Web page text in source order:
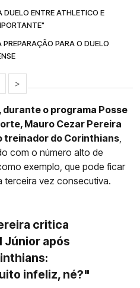
ENTRE ATHLETICO E
PARA O DUELO
>
o programa Posse
Mauro Cezar Pereira
treinador do Corinthians,
com o número alto de
exemplo, que pode ficar
terceira vez consecutiva.
critica
Júnior após
infeliz, né?"